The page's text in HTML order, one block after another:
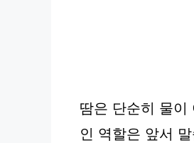
땀은 단순히 물이
인 역할은 앞서